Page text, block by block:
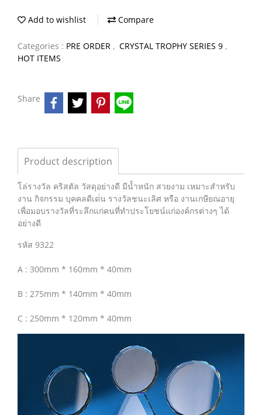
Add to wishlist Compare
Categories : PRE ORDER , CRYSTAL TROPHY SERIES 9 ,
HOT ITEMS
Share
Product description
โล่รางวัล คริสตัล วัสดุอย่างดี มีน้ำหนัก สวยงาม เหมาะสำหรับ
งาน กิจกรรม บุคคลดีเด่่น รางวัลชนะเลิศ หรือ งานเกษียณอายุ
เพื่อมอบรางวัลที่ระลึกแก่คนที่ทำประโยชน์แก่องค์กรต่างๆ ได้
อย่างดี
รหัส 9322
A : 300mm * 160mm * 40mm
B : 275mm * 140mm * 40mm
C : 250mm * 120mm * 40mm